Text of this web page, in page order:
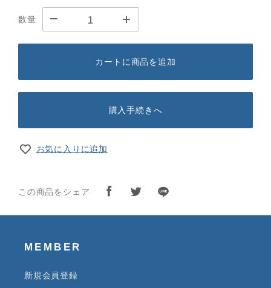
数量
カートに商品を追加
購入手続きへ
お気に入りに追加
この商品をシェア
MEMBER
新規会員登録